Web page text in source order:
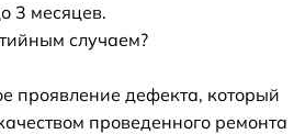
3 месяцев.
случаем?
проявление дефекта, который
проведенного ремонта